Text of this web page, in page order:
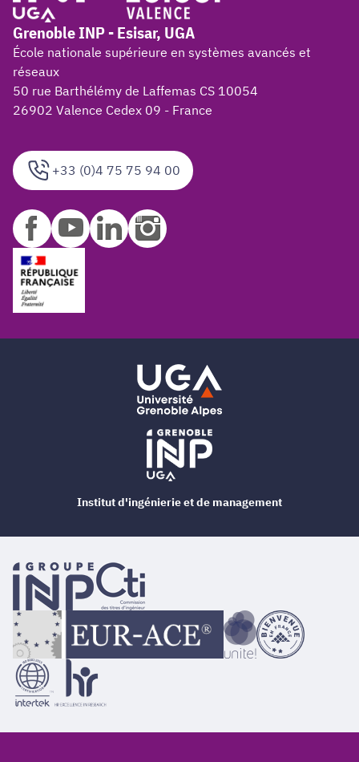
+33 (0)4 75 75 94 00
Grenoble INP - Esisar, UGA
École nationale supérieure en systèmes avancés et
réseaux
50 rue Barthélémy de Laffemas CS 10054
26902 Valence Cedex 09 - France
Institut d'ingénierie et de management